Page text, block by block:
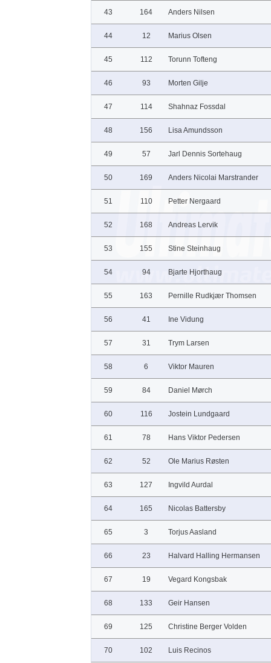
43 164 Anders Nilsen
44 12 Marius Olsen
45 112 Torunn Tofteng
46 93 Morten Gilje
47 114 Shahnaz Fossdal
48 156 Lisa Amundsson
49 57 Jarl Dennis Sortehaug
50 169 Anders Nicolai Marstrander
51 110 Petter Nergaard
52 168 Andreas Lervik
53 155 Stine Steinhaug
54 94 Bjarte Hjorthaug
55 163 Pernille Rudkjær Thomsen
56 41 Ine Vidung
57 31 Trym Larsen
58 6 Viktor Mauren
59 84 Daniel Mørch
60 116 Jostein Lundgaard
61 78 Hans Viktor Pedersen
62 52 Ole Marius Røsten
63 127 Ingvild Aurdal
64 165 Nicolas Battersby
65 3 Torjus Aasland
66 23 Halvard Halling Hermansen
67 19 Vegard Kongsbak
68 133 Geir Hansen
69 125 Christine Berger Volden
70 102 Luis Recinos